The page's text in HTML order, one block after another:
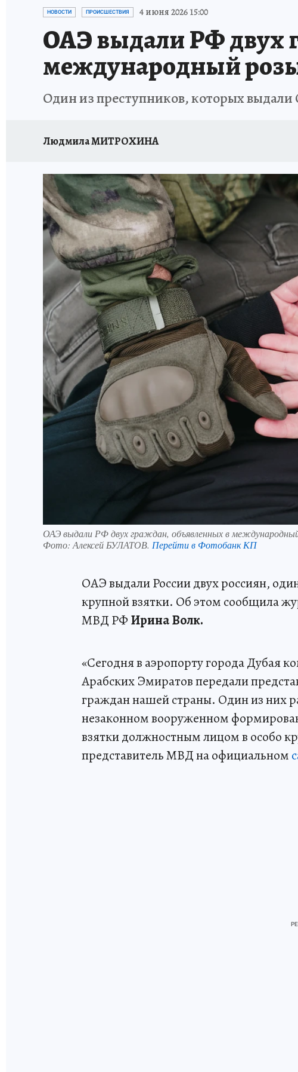
ИСПЫТАНО НА СЕБЕ
НОВОСТИ ПРОИСШЕСТВИЯ 4 июня 2026 15:00
ОАЭ выдали РФ двух
международный
Один из преступников, которых выдали
Людмила МИТРОХИНА
ОАЭ выдали РФ двух граждан, объявленных в
Фото: Алексей БУЛАТОВ. Перейти в Фотобанк КП
ОАЭ выдали России двух россиян,
крупной взятки. Об этом сообщила
МВД РФИрина Волк.
«Сегодня в аэропорту города Дубая
Арабских Эмиратов передали
граждан нашей страны. Один из них
незаконном вооруженном
взятки должностным лицом в особо
представитель МВД на официальном